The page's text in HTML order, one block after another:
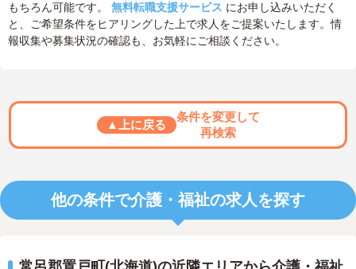
もちろん可能です。 無料転職支援サービス にお申し込みいただく
と、ご希望条件をヒアリングした上で求人をご提案いたします。情
報収集や募集状況の確認も、お気軽にご相談ください。
▲上に戻る
条件を変更して
再検索
他の条件で介護・福祉の求人を探す